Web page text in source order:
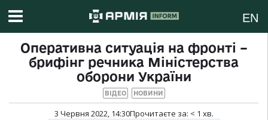
EN
Оперативна ситуація на фронті –
брифінг речника Міністерства
оборони України
ВІДЕО НОВИНИ
3 Червня 2022, 14:30Прочитаєте за: < 1 хв.